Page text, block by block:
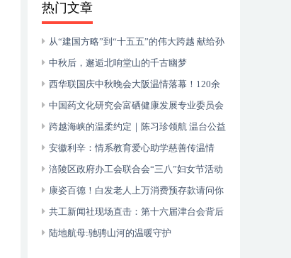
热门文章
从“建国方略”到“十五五”的伟大跨越 献给孙
中山诞辰160周年暨郑丽文访陆
中秋后，邂逅北响堂山的千古幽梦
西华联国庆中秋晚会大阪温情落幕！120余
侨胞共庆双节，安徽商会关西分会入会壮大团
体力量
中国药文化研究会富硒健康发展专业委员会
成立大会在山东枣庄成功举行
跨越海峡的温柔约定｜陈习珍领航 温台公益
音乐会暖透“星”世界
安徽利辛：情系教育爱心助学慈善传温情
涪陵区政府办工会联合会“三八”妇女节活动
在涪州书院举行
康姿百德！白发老人上万消费预存款请问你
何时归还？
共工新闻社现场直击：第十六届津台会背后
的两岸融合密码
陆地航母:驰骋山河的温暖守护